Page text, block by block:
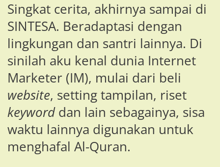
Singkat cerita, akhirnya sampai di
SINTESA. Beradaptasi dengan
lingkungan dan santri lainnya. Di
sinilah aku kenal dunia Internet
Marketer (IM), mulai dari beli
website, setting tampilan, riset
keyworddan lain sebagainya, sisa
waktu lainnya digunakan untuk
menghafal Al-Quran.